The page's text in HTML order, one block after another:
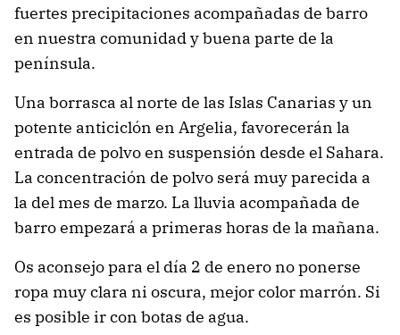
fuertes precipitaciones acompañadas de barro
en nuestra comunidad y buena parte de la
península.
Una borrasca al norte de las Islas Canarias y un
potente anticiclón en Argelia, favorecerán la
entrada de polvo en suspensión desde el Sahara.
La concentración de polvo será muy parecida a
la del mes de marzo. La lluvia acompañada de
barro empezará a primeras horas de la mañana.
Os aconsejo para el día 2 de enero no ponerse
ropa muy clara ni oscura, mejor color marrón. Si
es posible ir con botas de agua.